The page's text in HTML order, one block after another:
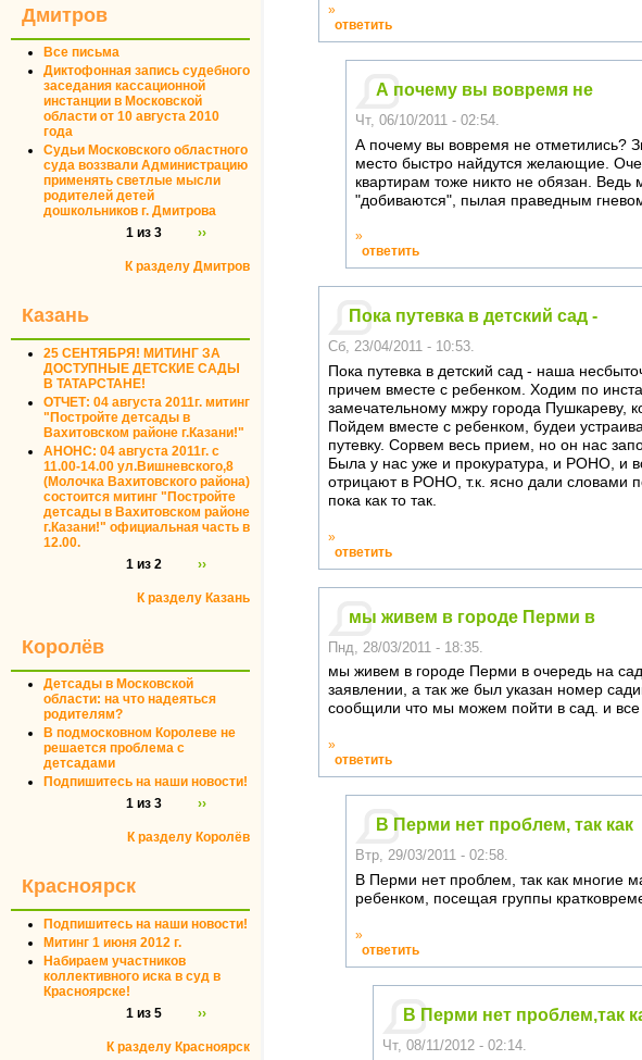
Дмитров
Все письма
Диктофонная запись судебного
заседания кассационной
инстанции в Московской
области от 10 августа 2010
года
Судьи Московского областного
суда воззвали Администрацию
применять светлые мысли
родителей детей
дошкольников г. Дмитрова
1 из 3
››
К разделу Дмитров
Казань
25 СЕНТЯБРЯ! МИТИНГ ЗА
ДОСТУПНЫЕ ДЕТСКИЕ САДЫ
В ТАТАРСТАНЕ!
ОТЧЕТ: 04 августа 2011г. митинг
"Постройте детсады в
Вахитовском районе г.Казани!"
АНОНС: 04 августа 2011г. с
11.00-14.00 ул.Вишневского,8
(Молочка Вахитовского района)
состоится митинг "Постройте
детсады в Вахитовском районе
г.Казани!" официальная часть в
12.00.
1 из 2
››
К разделу Казань
Королёв
Детсады в Московской
области: на что надеяться
родителям?
В подмосковном Королеве не
решается проблема с
детсадами
Подпишитесь на наши новости!
1 из 3
››
К разделу Королёв
Красноярск
Подпишитесь на наши новости!
Митинг 1 июня 2012 г.
Набираем участников
коллективного иска в суд в
Красноярске!
1 из 5
››
К разделу Красноярск
»
ответить
А почему вы вовремя не
Чт, 06/10/2011 - 02:54.
А почему вы вовремя не отметились?
место быстро найдутся желающие.
квартирам тоже никто не обязан.
"добиваются", пылая праведным
»
ответить
Пока путевка в детский сад -
Сб, 23/04/2011 - 10:53.
Пока путевка в детский сад - наша
причем вместе с ребенком. Ходим по
замечательному мжру города Пушкареву,
Пойдем вместе с ребенком, будеи
путевку. Сорвем весь прием, но он нас
Была у нас уже и прокуратура, и РОНО, и
отрицают в РОНО, т.к. ясно дали
пока как то так.
»
ответить
мы живем в городе Перми в
Пнд, 28/03/2011 - 18:35.
мы живем в городе Перми в очередь на
заявлении, а так же был указан номер
сообщили что мы можем пойти в сад. и
»
ответить
В Перми нет проблем, так как
Втр, 29/03/2011 - 02:58.
В Перми нет проблем, так как многие
ребенком, посещая группы
»
ответить
В Перми нет проблем,так
Чт, 08/11/2012 - 02:14.